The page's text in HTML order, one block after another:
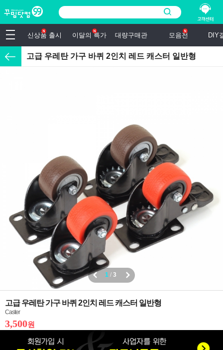
신상품 출시 이달의 특가 대량구매관 모음전 DIY
고급 우레탄 가구 바퀴 2인치 레드 캐스터 일반형
1 / 3
고급 우레탄 가구 바퀴 2인치 레드 캐스터 일반형
Caster
3,500원